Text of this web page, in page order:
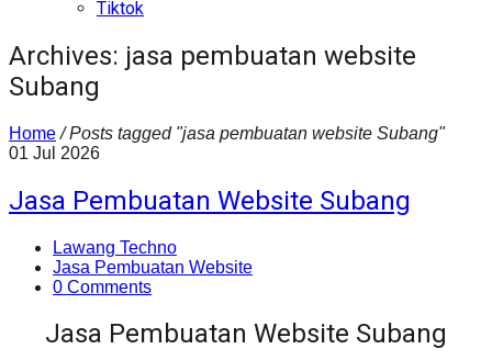
Tiktok
Archives: jasa pembuatan website
Subang
Home / Posts tagged "jasa pembuatan website Subang"
01 Jul 2026
Jasa Pembuatan Website Subang
Lawang Techno
Jasa Pembuatan Website
0 Comments
Jasa Pembuatan Website Subang